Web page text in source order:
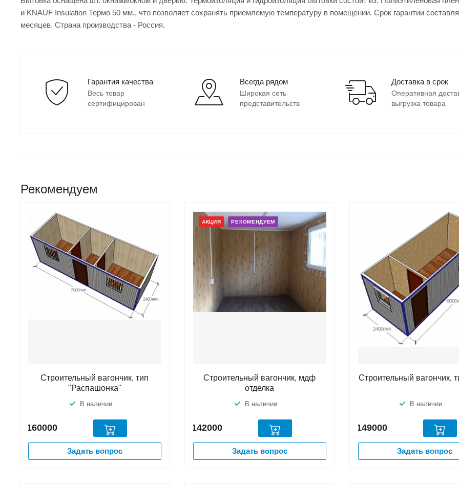
и KNAUF Insulation Термо 50 мм., что позволяет сохранять приемлемую температуру в помещении. Срок гарантии
месяцев. Страна производства - Россия.
Гарантия качества
Весь товар
сертифицирован
Всегда рядом
Широкая сеть
представительств
Доставка в срок
Оперативная
выгрузка товара
Рекомендуем
Строительный вагончик, тип
"Распашонка"
В наличии
160000
Задать вопрос
АКЦИЯ РЕКОМЕНДУЕМ
Строительный вагончик, мдф
отделка
В наличии
142000
Задать вопрос
Строительный вагончик,
В наличии
149000
Задать вопрос